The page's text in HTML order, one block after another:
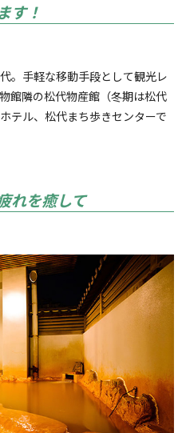
す！
。手軽な移動手段として観光レ
館隣の松代物産館（冬期は松代
テル、松代まち歩きセンターで
れを癒して